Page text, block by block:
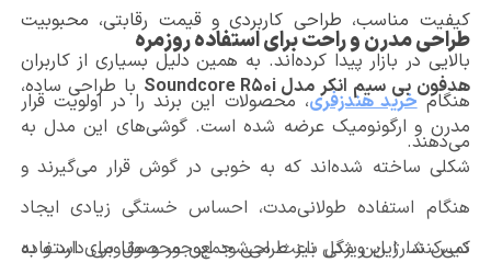
کیفیت مناسب، طراحی کاربردی و قیمت رقابتی، محبوبیت
بالایی در بازار پیدا کرده‌اند. به همین دلیل بسیاری از کاربران
هنگامخرید هندزفری، محصولات این برند را در اولویت قرار
می‌دهند.
طراحی مدرن و راحت برای استفاده روزمره
هدفون بی سیم انکر مدل Soundcore R50i
با طراحی ساده،
مدرن و ارگونومیک عرضه شده است. گوشی‌های این مدل به
شکلی ساخته شده‌اند که به خوبی در گوش قرار می‌گیرند و
هنگام استفاده طولانی‌مدت، احساس خستگی زیادی ایجاد
نمی‌کنند. این ویژگی باعث می‌شود این محصول برای استفاده
کیس شارژ این مدل نیز طراحی جمع‌وجور و مقاومی دارد و به